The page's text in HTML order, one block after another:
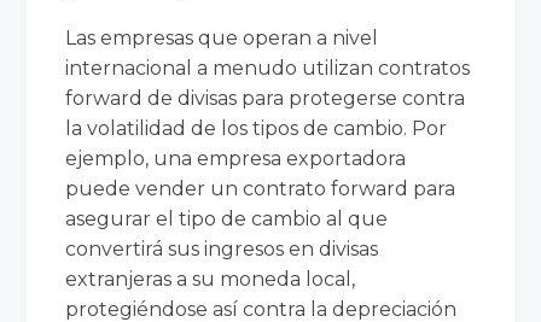
Las empresas que operan a nivel
internacional a menudo utilizan contratos
forward de divisas para protegerse contra
la volatilidad de los tipos de cambio. Por
ejemplo, una empresa exportadora
puede vender un contrato forward para
asegurar el tipo de cambio al que
convertirá sus ingresos en divisas
extranjeras a su moneda local,
protegiéndose así contra la depreciación